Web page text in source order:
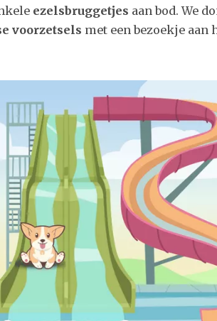
ezelsbruggetjes aan bod. We
voorzetsels met een bezoekje aan